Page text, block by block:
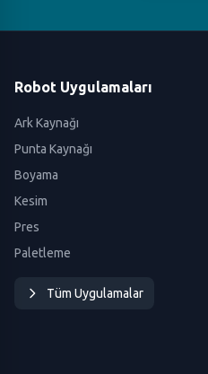
Robot Uygulamaları
Ark Kaynağı
Punta Kaynağı
Boyama
Kesim
Pres
Paletleme
Tüm Uygulamalar